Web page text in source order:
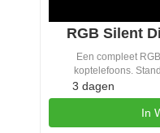
RGB Silent
Een compleet
koptelefoons.
3 dagen
In